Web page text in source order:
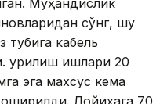
сўнг, шу
тубига кабель
ишлари 20
эга махсус кема
Лойиҳага 70